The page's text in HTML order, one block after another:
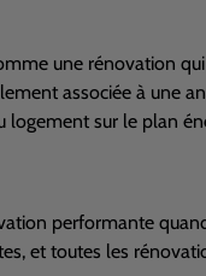
une rénovation
associée à une
logement sur le plan
performante
et toutes les